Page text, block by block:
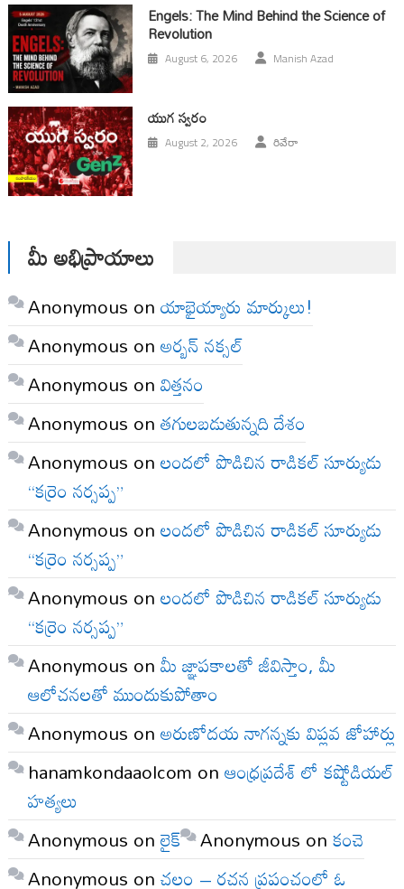
Engels: The Mind Behind the Science of
Revolution
August 6, 2026 Manish Azad
యుగ స్వ‌రం
August 2, 2026 రివేరా
మీ అభిప్రాయాలు
Anonymous onయాభైయ్యారు మార్కులు!
Anonymous onఅర్బన్ నక్సల్
Anonymous onవిత్తనం
Anonymous onతగులబడుతున్నది దేశం
Anonymous onలందలో పొడిచిన రాడికల్ సూర్యుడు
“కర్రెం నర్సప్ప”
Anonymous onలందలో పొడిచిన రాడికల్ సూర్యుడు
“కర్రెం నర్సప్ప”
Anonymous onలందలో పొడిచిన రాడికల్ సూర్యుడు
“కర్రెం నర్సప్ప”
Anonymous onమీ జ్ఞాపకాలతో జీవిస్తాం, మీ
ఆలోచనలతో ముందుకుపోతాం
Anonymous onఅరుణోదయ నాగన్నకు విప్లవ జోహార్లు
hanamkondaaolcom onఆంధ్రప్రదేశ్ లో కష్టోడియల్
హత్యలు
Anonymous onలైక్ Anonymous onకంచె
Anonymous onచలం – రచన ప్రపంచంలో ఓ